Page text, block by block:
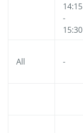
14:15
-
15:30
All -